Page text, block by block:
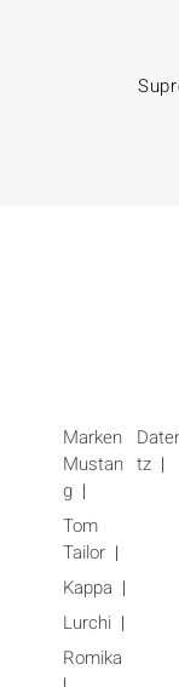
Marken
Mustan
g
Tom
Tailor
Kappa
Lurchi
Romika
tz